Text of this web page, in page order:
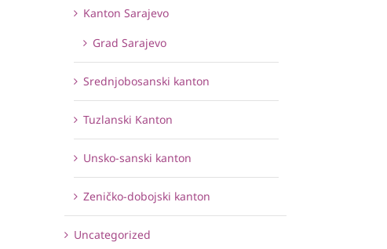
Kanton Sarajevo
Grad Sarajevo
Srednjobosanski kanton
Tuzlanski Kanton
Unsko-sanski kanton
Zeničko-dobojski kanton
Uncategorized